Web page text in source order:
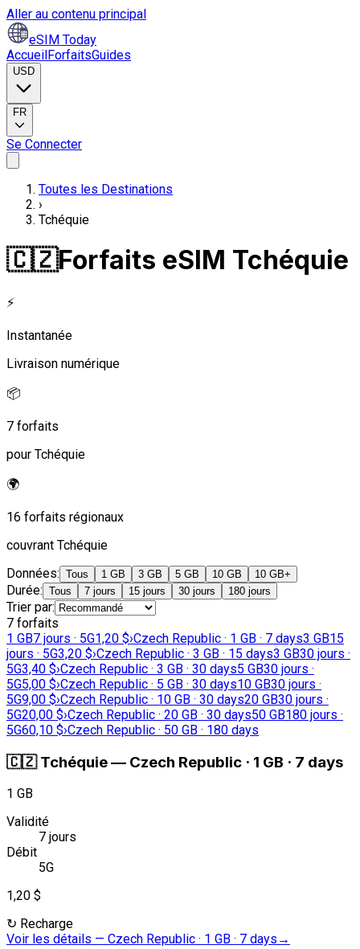
Aller au contenu principal
eSIM Today
AccueilForfaitsGuides
USD
FR
Se Connecter
Toutes les Destinations
›
Tchéquie
🇨🇿Forfaits eSIM Tchéquie
⚡
Instantanée
Livraison numérique
📦
7 forfaits
pour Tchéquie
🌍
16 forfaits régionaux
couvrant Tchéquie
Données: Tous 1 GB 3 GB 5 GB 10 GB 10 GB+
Durée: Tous 7 jours 15 jours 30 jours 180 jours
Trier par:
7 forfaits
1 GB7 jours · 5G1,20 $›Czech Republic · 1 GB · 7 days3 GB15
jours · 5G3,20 $›Czech Republic · 3 GB · 15 days3 GB30 jours ·
5G3,40 $›Czech Republic · 3 GB · 30 days5 GB30 jours ·
5G5,00 $›Czech Republic · 5 GB · 30 days10 GB30 jours ·
5G9,00 $›Czech Republic · 10 GB · 30 days20 GB30 jours ·
5G20,00 $›Czech Republic · 20 GB · 30 days50 GB180 jours ·
5G60,10 $›Czech Republic · 50 GB · 180 days
🇨🇿 Tchéquie— Czech Republic · 1 GB · 7 days
1 GB
Validité
7 jours
Débit
5G
1,20 $
↻ Recharge
Voir les détails — Czech Republic · 1 GB · 7 days →